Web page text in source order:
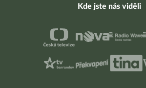
Kde jste nás viděli